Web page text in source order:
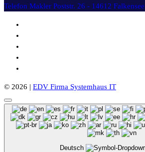
Telefon Makler Poststr. 26 - 14612 Falkensee
© 2026 | EDV Firma Systemhaus IT
Deutsch